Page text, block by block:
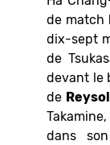
de match
dix-sept
de
devant le
de Reysol
dans